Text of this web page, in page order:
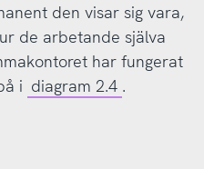
den visar sig vara,
de arbetande själva
har fungerat
i diagram 2.4 .